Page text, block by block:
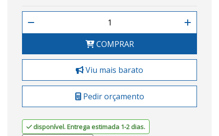
COMPRAR
Viu mais barato
Pedir orçamento
disponível. Entrega estimada 1-2 dias.